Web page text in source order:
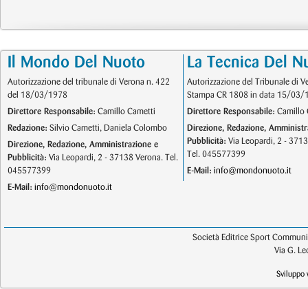
Il Mondo Del Nuoto
Autorizzazione del tribunale di Verona n. 422
del 18/03/1978
Direttore Responsabile: Camillo Cametti
Redazione: Silvio Cametti, Daniela Colombo
Direzione, Redazione, Amministrazione e
Pubblicità: Via Leopardi, 2 - 37138 Verona. Tel.
045577399
E-Mail: info@mondonuoto.it
La Tecnica Del
Autorizzazione del Tribunale di
Stampa CR 1808 in data 15/03/
Direttore Responsabile: Camillo
Direzione, Redazione,
Pubblicità: Via Leopardi, 2 -
Tel. 045577399
E-Mail: info@mondonuoto.it
Società Editrice Sport
Via G.
Sviluppo